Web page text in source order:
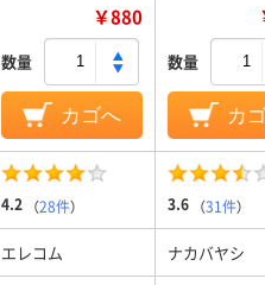
￥880
数量
カゴへ
数量
カ
4.2 （28件） 3.6 （31件）
エレコム ナカバヤシ